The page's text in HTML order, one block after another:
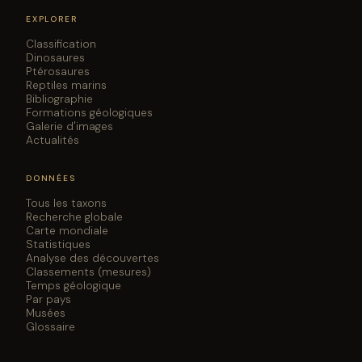
from the mid-Cretaceous of the Peace Region of
northeastern British Columbia. Canadian Journal of
Earth Sciences 61(6):678–685
L. Jia, N. Li, and L. Dong, J. Shi, Z. Kang, S. Wang, S. Xu, H.
You. 2024. A new stegosaur from the late Early
Cretaceous of Zuoyun, Shanxi Province, China.
Historical Biology
N. Li, S. C. R. Maidment, and D. Li, H. You, G. Peng. 2024.
Middle Jurassic of Gansu Province, China. Scientific
N. Li, D. Li, and G. Peng, H. You. 2024. The first
stegosaurian dinosaur from Gansu Province, China.
Cretaceous Research 158(78):105852
R. R. Rogers, J. R. Horner, and J. Ramezani, E. M. Roberts,
D. J. Varricchio. 2024. Updating the Upper Cretaceous
(Campanian) Two Medicine Formation of Montana:
lithostratigraphic revisions, new CA-ID-TIMS U-Pb
ages, and a calibrated framework for dinosaur
EXPLORER
Classification
Dinosaures
Ptérosaures
Reptiles marins
Bibliographie
Formations géologiques
Galerie d'images
Actualités
DONNÉES
Tous les taxons
Recherche globale
Carte mondiale
Statistiques
Analyse des découvertes
Classements (mesures)
Temps géologique
Par pays
Musées
Glossaire